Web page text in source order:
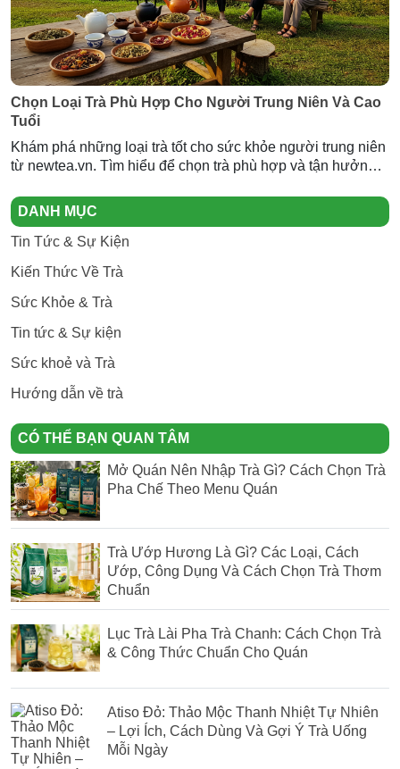
Chọn Loại Trà Phù Hợp Cho Người Trung Niên Và Cao
Tuổi
Khám phá những loại trà tốt cho sức khỏe người trung niên
từ newtea.vn. Tìm hiểu để chọn trà phù hợp và tận hưởng
DANH MỤC
Tin Tức & Sự Kiện
Kiến Thức Về Trà
Sức Khỏe & Trà
Tin tức & Sự kiện
Sức khoẻ và Trà
Hướng dẫn về trà
CÓ THỂ BẠN QUAN TÂM
Mở Quán Nên Nhập Trà Gì? Cách Chọn Trà
Pha Chế Theo Menu Quán
Trà Ướp Hương Là Gì? Các Loại, Cách
Ướp, Công Dụng Và Cách Chọn Trà Thơm
Chuẩn
Lục Trà Lài Pha Trà Chanh: Cách Chọn Trà
& Công Thức Chuẩn Cho Quán
Atiso Đỏ: Thảo Mộc Thanh Nhiệt Tự Nhiên
– Lợi Ích, Cách Dùng Và Gợi Ý Trà Uống
Mỗi Ngày